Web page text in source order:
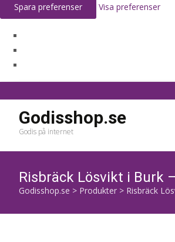
Spara preferenser Visa preferenser
Godisshop.se
Godis på internet
Risbräck Lösvikt i Burk
Godisshop.se > Produkter > Risbräck